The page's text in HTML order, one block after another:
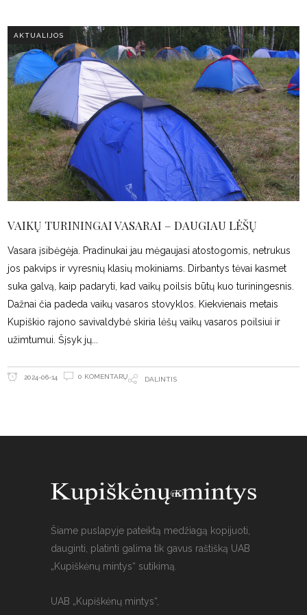
AKTUALIJOS
VAIKŲ TURININGAI VASARAI – DAUGIAU LĖŠŲ
Vasara įsibėgėja. Pradinukai jau mėgaujasi atostogomis, netrukus
jos pakvips ir vyresnių klasių mokiniams. Dirbantys tėvai kasmet
suka galvą, kaip padaryti, kad vaikų poilsis būtų kuo turiningesnis.
Dažnai čia padeda vaikų vasaros stovyklos. Kiekvienais metais
Kupiškio rajono savivaldybė skiria lėšų vaikų vasaros poilsiui ir
užimtumui. Šįsyk jų
2024-06-14 0 KOMENTARŲ DALINTIS
Šiame puslapyje pateiktą medžiagą kopijuoti,
dauginti, platinti galima tik gavus raštišką UAB
„Kupiškėnų mintys“ sutikimą.
UAB „Kupiškėnų mintys“,